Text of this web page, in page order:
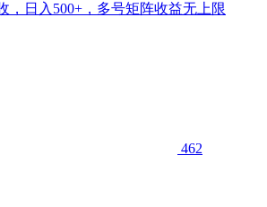
，日入500+，多号矩阵收益无上限
462